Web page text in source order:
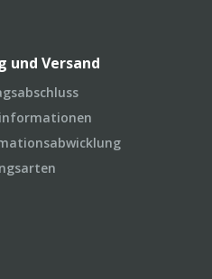
und Versand